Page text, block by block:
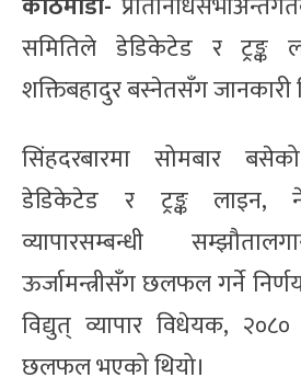
समितिले डेडिकेटेड र ट्रङ्क
शक्तिबहादुर बस्नेतसँग
सिंहदरबारमा सोमबार
डेडिकेटेड र ट्रङ्क लाइन,
व्यापारसम्बन्धी
ऊर्जामन्त्रीसँग छलफल गर्ने
विद्युत् व्यापार विधेयक,
छलफल भएको थियो।